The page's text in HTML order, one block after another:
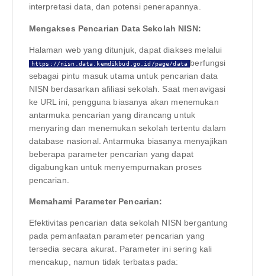
interpretasi data, dan potensi penerapannya.
Mengakses Pencarian Data Sekolah NISN:
Halaman web yang ditunjuk, dapat diakses melalui
https://nisn.data.kemdikbud.go.id/page/data berfungsi
sebagai pintu masuk utama untuk pencarian data
NISN berdasarkan afiliasi sekolah. Saat menavigasi
ke URL ini, pengguna biasanya akan menemukan
antarmuka pencarian yang dirancang untuk
menyaring dan menemukan sekolah tertentu dalam
database nasional. Antarmuka biasanya menyajikan
beberapa parameter pencarian yang dapat
digabungkan untuk menyempurnakan proses
pencarian.
Memahami Parameter Pencarian:
Efektivitas pencarian data sekolah NISN bergantung
pada pemanfaatan parameter pencarian yang
tersedia secara akurat. Parameter ini sering kali
mencakup, namun tidak terbatas pada: